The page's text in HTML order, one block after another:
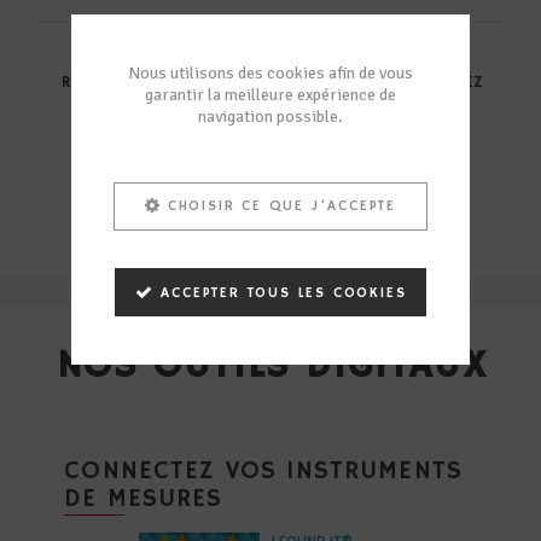
Nous utilisons des cookies afin de vous
garantir la meilleure expérience de
navigation possible.
CHOISIR CE QUE J'ACCEPTE
ACCEPTER TOUS LES COOKIES
RETROUVEZ L’ENSEMBLE DE NOS AGENCES ET DÉCOUVREZ
LEURS SPÉCIFICITÉS
NOS OUTILS DIGITAUX
OPTIMISEZ LA GESTION DE
VOTRE PARC D'INSTRUMENTS
DES MESURE
CONNECTEZ VOS INSTRUMENTS
DE MESURES